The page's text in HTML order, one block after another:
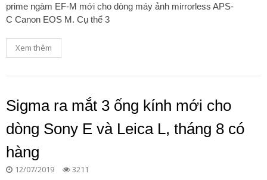
prime ngàm EF-M mới cho dòng máy ảnh mirrorless APS-
C Canon EOS M. Cụ thể 3
Xem thêm
Sigma ra mắt 3 ống kính mới cho
dòng Sony E và Leica L, tháng 8 có
hàng
12/07/2019 3211